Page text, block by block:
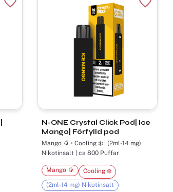
Lägg till i favoriter
N-ONE Crystal Click Pod| Ice
Mango| Förfylld pod
Mango 🥭 • Cooling ❄️ | (2ml-14 mg)
Nikotinsalt | ca 800 Puffar
Mango 🥭
Cooling ❄️
(2ml-14 mg) Nikotinsalt
Lägg